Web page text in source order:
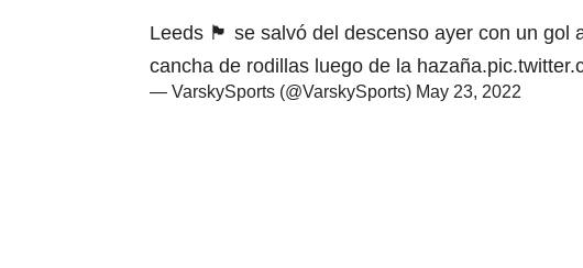
Leeds 🏴󠁧󠁢󠁥󠁮󠁧󠁿 se salvó del descenso ayer con un
cancha de rodillas luego de la hazaña.
— VarskySports (@VarskySports) May 23, 2022